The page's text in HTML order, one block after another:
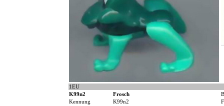
1EU
K99n2
Frosch
Kennung
K99n2